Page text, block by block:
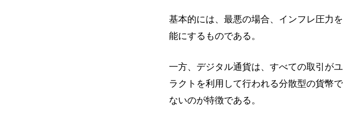
基本的には、最悪の場合、インフレ圧力
能にするものである。
一方、デジタル通貨は、すべての取引が
ラクトを利用して行われる分散型の貨幣
ないのが特徴である。